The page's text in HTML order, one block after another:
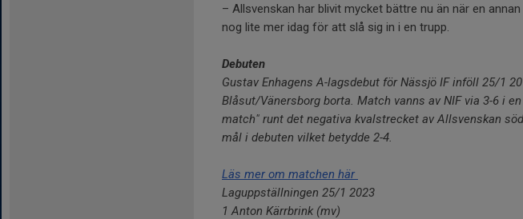
– Allsvenskan har blivit mycket bättre nu än när en
nog lite mer idag för att slå sig in i en trupp.
Debuten
Gustav Enhagens A-lagsdebut för Nässjö IF inföll 25/1
Blåsut/Vänersborg borta. Match vanns av NIF via 3-6 i
match" runt det negativa kvalstrecket av Allsvenskan
mål i debuten vilket betydde 2-4.
Läs mer om matchen här
Laguppställningen 25/1 2023
1 Anton Kärrbrink (mv)